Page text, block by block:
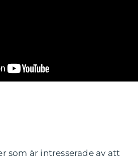
som är intresserade av att